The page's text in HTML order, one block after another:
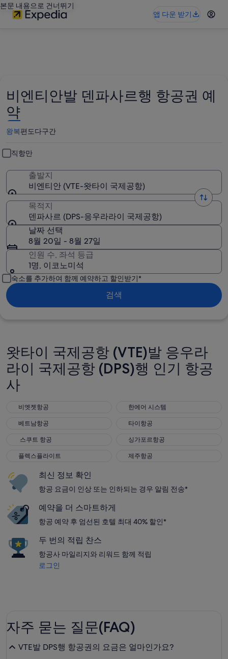
본문 내용으로 건너뛰기
앱 다운 받기
비엔티안발 덴파사르행 항공권 예
약
왕복편도다구간
직항만
출발지
비엔티안 (VTE-왓타이 국제공항)
목적지
덴파사르 (DPS-응우라라이 국제공항)
날짜 선택
8월 20일 - 8월 27일
인원 수, 좌석 등급
1명, 이코노미석
숙소를 추가하여 함께 예약하고 할인받기*
검색
왓타이 국제공항 (VTE)발 응우라
라이 국제공항 (DPS)행 인기 항공
사
비엣젯항공
비엣젯항공 한에어 시스템
한에어 시스템
베트남항공
베트남항공 타이항공
타이항공
스쿠트 항공
스쿠트 항공 싱가포르항공
싱가포르항공
플렉스플라이트
플렉스플라이트 제주항공
제주항공
최신 정보 확인
항공 요금이 인상 또는 인하되는 경우 알림 전송*
예약을 더 스마트하게
항공 예약 후 엄선된 호텔 최대 40% 할인*
두 번의 적립 찬스
항공사 마일리지와 리워드 함께 적립
로그인
자주 묻는 질문(FAQ)
VTE발 DPS행 항공권의 요금은 얼마인가요?